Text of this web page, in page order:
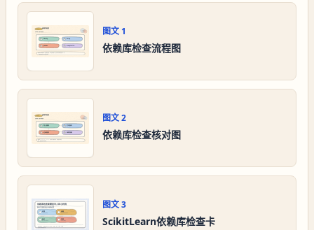
图文 1
依赖库检查流程图
图文2
依赖库检查核对图
图文3
ScikitLearn依赖库检查卡